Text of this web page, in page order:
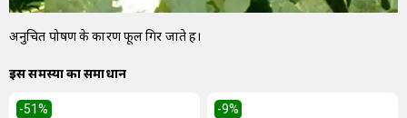
अनुचित पोषण के कारण फूल गिर जाते हैं।
इस समस्या का समाधान
-51% -9%